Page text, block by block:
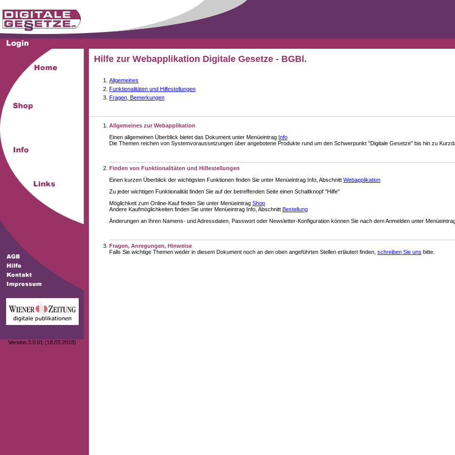
Version 3.0.01 (18.03.2018)
Hilfe zur Webapplikation Digitale Gesetze - BGBl.
Allgemeines
Funktionalitäten und Hilfestellungen
Fragen, Bemerkungen
Allgemeines zur Webapplikation
Einen allgemeinen Überblick bietet das Dokument unter Menüeintrag Info
Die Themen reichen von Systemvoraussetzungen über angebotene Produkte rund um den Schwerpunkt "Digitale Gesetze" bis hin zu
Finden von Funktionalitäten und Hilfestellungen
Einen kurzen Überblick der wichtigsten Funktionen finden Sie unter Menüeintrag Info, Abschnitt Webapplikation
Zu jeder wichtigen Funktionalität finden Sie auf der betreffenden Seite einen Schaltknopf "Hilfe"
Möglichkeit zum Online-Kauf finden Sie unter Menüeintrag Shop
Andere Kaufmöglichkeiten finden Sie unter Menüeintrag Info, Abschnitt Bestellung
Änderungen an Ihren Namens- und Adressdaten, Passwort oder Newsletter-Konfiguration können Sie nach dem Anmelden unter
Fragen, Anregungen, Hinweise
Falls Sie wichtige Themen weder in diesem Dokument noch an den oben angeführten Stellen erläutert finden, schreiben Sie uns bitte.